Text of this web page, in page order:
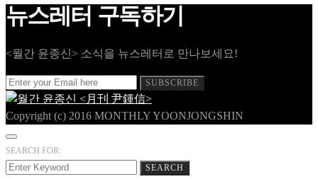
다
시
기
뉴스레터 구독하기
<월간 윤종신> 소식을 뉴스레터로 만나보세요!
SUBSCRIBE
Copyright (c) 2016 MONTHLY YOONJONGSHIN
SEARCH FOR:
SEARCH